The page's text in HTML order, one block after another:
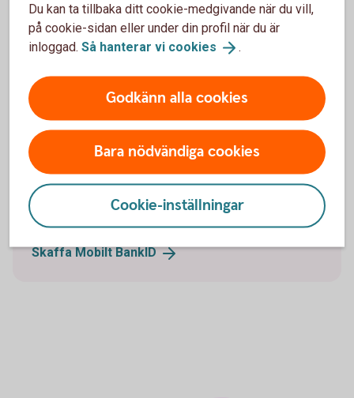
kontakta oss på telefon eller besöka ett bankkontor.
Kontakta oss så hjälper vi dig flytta
Hitta ett bankkontor
Tips! Skaffa Mobilt BankID
Skaffa MobiltBankID
Du kan ta tillbaka ditt cookie-medgivande när du vill,
på cookie-sidan eller under din profil när du är
inloggad. Så hanterar vi cookies .
Godkänn alla cookies
Bara nödvändiga cookies
Cookie-inställningar